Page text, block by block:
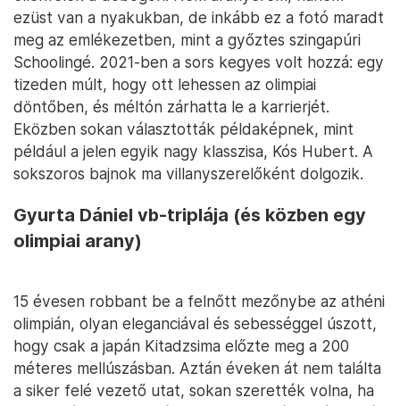
ezüst van a nyakukban, de inkább ez a fotó maradt
meg az emlékezetben, mint a győztes szingapúri
Schoolingé. 2021-ben a sors kegyes volt hozzá: egy
tizeden múlt, hogy ott lehessen az olimpiai
döntőben, és méltón zárhatta le a karrierjét.
Eközben sokan választották példaképnek, mint
például a jelen egyik nagy klasszisa, Kós Hubert. A
sokszoros bajnok ma villanyszerelőként dolgozik.
Gyurta Dániel vb-triplája (és közben egy
olimpiai arany)
15 évesen robbant be a felnőtt mezőnybe az athéni
olimpián, olyan eleganciával és sebességgel úszott,
hogy csak a japán Kitadzsima előzte meg a 200
méteres mellúszásban. Aztán éveken át nem találta
a siker felé vezető utat, sokan szerették volna, ha